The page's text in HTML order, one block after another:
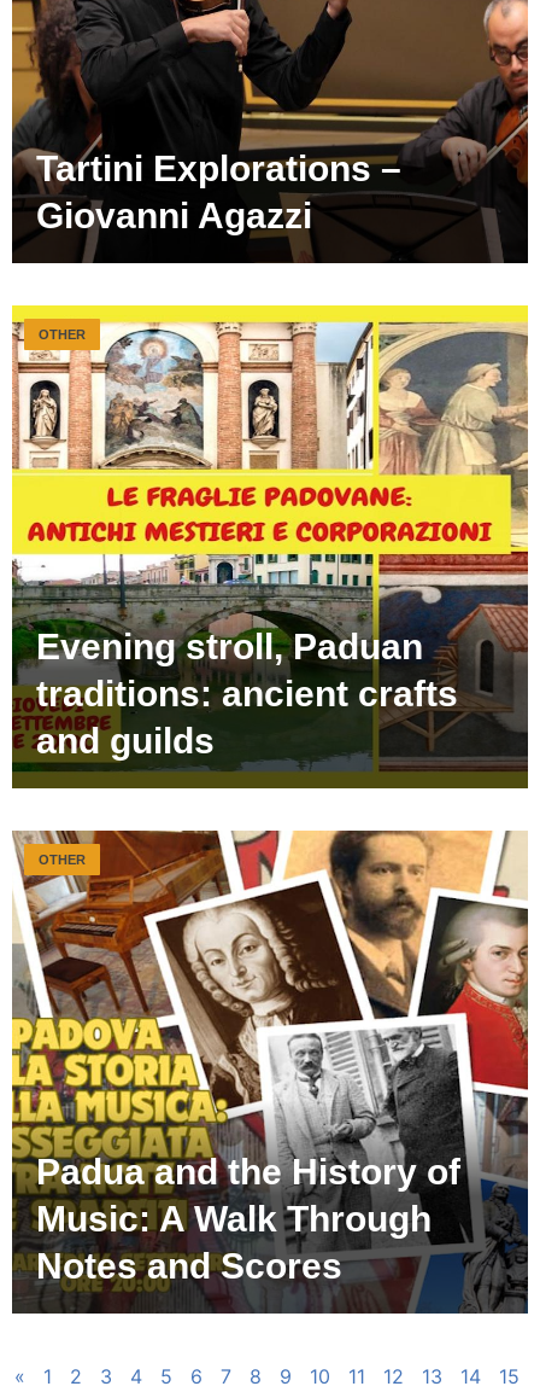
Tartini Explorations –
Giovanni Agazzi
Evening stroll, Paduan
traditions: ancient crafts
and guilds
OTHER
Padua and the History of
Music: A Walk Through
Notes and Scores
OTHER
« 1 2 3 4 5 6 7 8 9 10 11 12 13 14
15